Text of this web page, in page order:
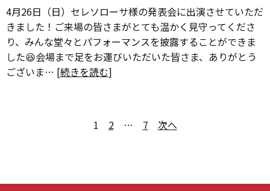
4月26日（日）セレソローサ様の発表会に出演させていただ
きました！ご来場の皆さまがとても温かく見守ってくださ
り、みんな堂々とパフォーマンスを披露することができま
した😆会場まで足をお運びいただいた皆さま、ありがとう
ございま… [続きを読む]
1 2 … 7 次へ